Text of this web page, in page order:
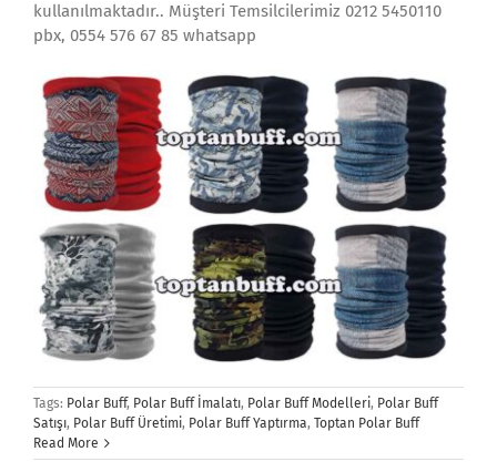
kullanılmaktadır.. Müşteri Temsilcilerimiz 0212 5450110
pbx, 0554 576 67 85 whatsapp
Tags: Polar Buff, Polar Buff İmalatı, Polar Buff Modelleri, Polar Buff
Satışı, Polar Buff Üretimi, Polar Buff Yaptırma, Toptan Polar Buff
Read More